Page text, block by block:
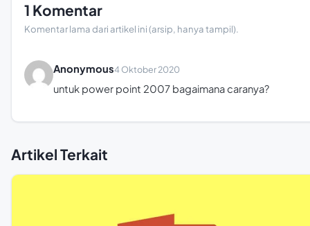
1 Komentar
Komentar lama dari artikel ini (arsip, hanya tampil).
Anonymous4 Oktober 2020
untuk power point 2007 bagaimana caranya?
Artikel Terkait